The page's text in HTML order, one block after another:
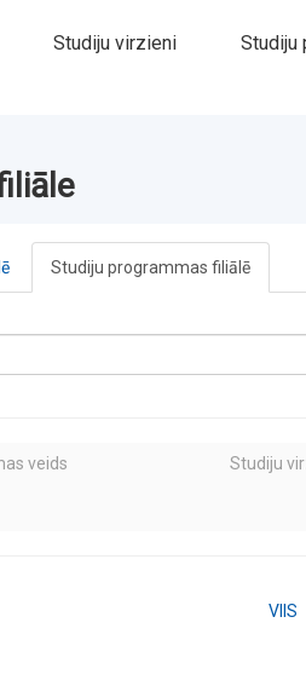
Studiju virzieni Studiju
Studiju programmas filiālē
veids Studiju
VIIS